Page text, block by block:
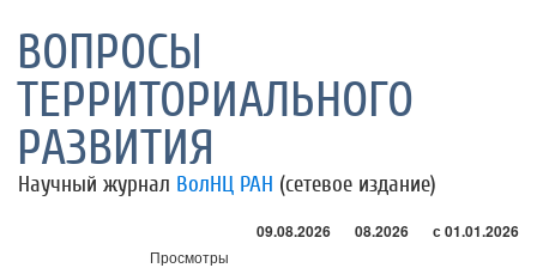
ВОПРОСЫ
ТЕРРИТОРИАЛЬНОГО
РАЗВИТИЯ
Научный журнал ВолНЦ РАН (сетевое издание)
09.08.2026 08.2026 с 01.01.2026
Просмотры